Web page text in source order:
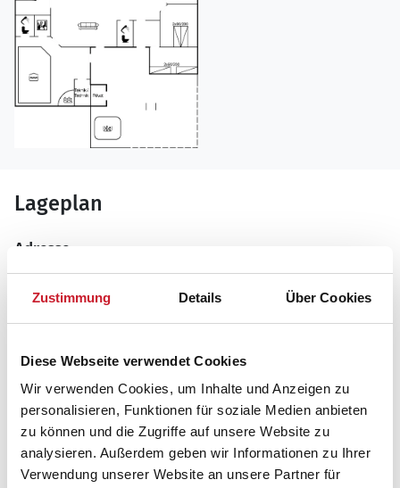
Zustimmung Details Über Cookies
Diese Webseite verwendet Cookies
Wir verwenden Cookies, um Inhalte und Anzeigen zu
personalisieren, Funktionen für soziale Medien anbieten
zu können und die Zugriffe auf unsere Website zu
analysieren. Außerdem geben wir Informationen zu Ihrer
Verwendung unserer Website an unsere Partner für
Lageplan
Adresse
Ferienhaus 26-0909
Søndertoften 9